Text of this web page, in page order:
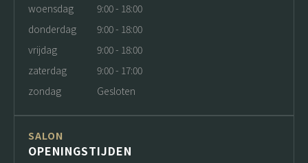
woensdag
9:00 - 18:00
donderdag
9:00 - 18:00
vrijdag
9:00 - 18:00
zaterdag
9:00 - 17:00
zondag
Gesloten
SALON
OPENINGSTIJDEN